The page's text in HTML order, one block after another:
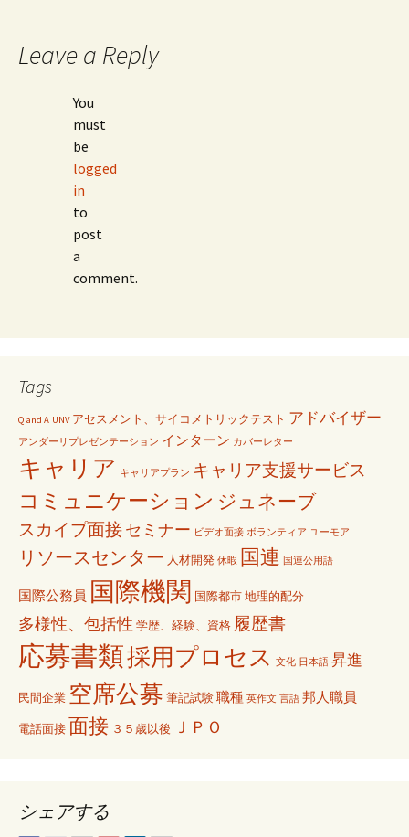
Leave a Reply
You
must
be
logged
in
to
post
a
comment.
Tags
Q and A UNV アセスメント、サイコメトリックテスト アドバイザー
アンダーリプレゼンテーション インターン カバーレター
キャリア キャリアプラン キャリア支援サービス
コミュニケーション ジュネーブ
スカイプ面接セミナー ビデオ面接 ボランティア ユーモア
リソースセンター 人材開発 休暇 国連 国連公用語
国際公務員 国際機関 国際都市地理的配分
多様性、包括性 学歴、経験、資格 履歴書
応募書類採用プロセス 文化 日本語 昇進
民間企業 空席公募 筆記試験職種 英作文 言語 邦人職員
電話面接面接 ３５歳以後 ＪＰＯ
シェアする